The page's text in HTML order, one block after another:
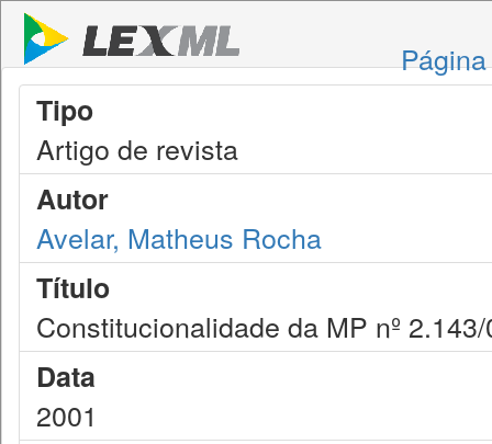
Tipo
Artigo de revista
Autor
Avelar, Matheus Rocha
Título
Constitucionalidade da MP nº
Data
2001